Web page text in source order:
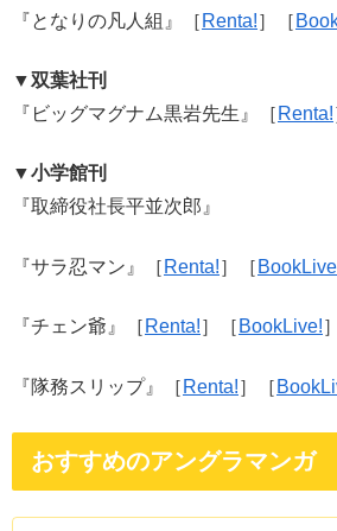
『となりの凡人組』［ Renta!］［
▼双葉社刊
『ビッグマグナム黒岩先生』［ Renta!
▼小学館刊
『取締役社長平並次郎』
『サラ忍マン』［ Renta!］［
『チェン爺』［ Renta!］［ BookLive!］
『隊務スリップ』［ Renta!］［
おすすめのアングラマンガ